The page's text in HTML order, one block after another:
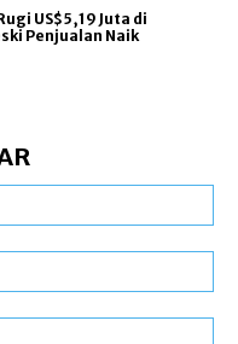
US$5,19 Juta di
Penjualan Naik